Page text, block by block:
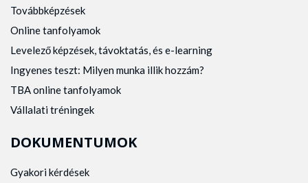
Továbbképzések
Online tanfolyamok
Levelező képzések, távoktatás, és e-learning
Ingyenes teszt: Milyen munka illik hozzám?
TBA online tanfolyamok
Vállalati tréningek
DOKUMENTUMOK
Gyakori kérdések